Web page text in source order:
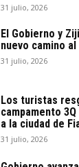
31 julio, 2026
El Gobierno y
nuevo camino
31 julio, 2026
Los turistas
campamento
a la ciudad de
31 julio, 2026